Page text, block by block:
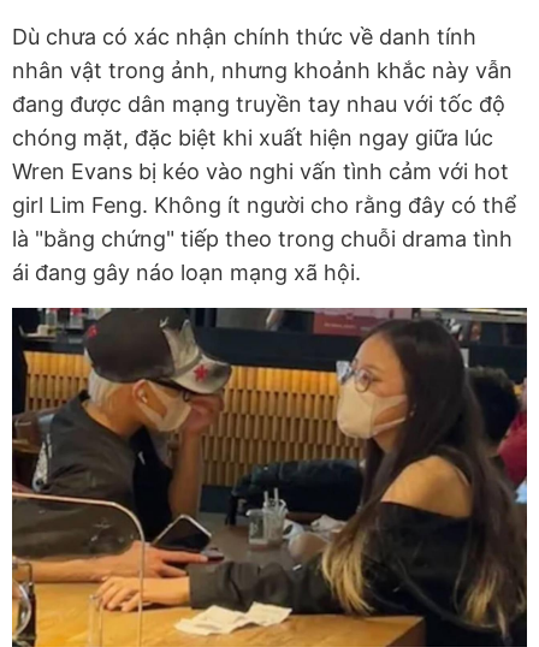
Dù chưa có xác nhận chính thức về danh tính
nhân vật trong ảnh, nhưng khoảnh khắc này vẫn
đang được dân mạng truyền tay nhau với tốc độ
chóng mặt, đặc biệt khi xuất hiện ngay giữa lúc
Wren Evans bị kéo vào nghi vấn tình cảm với hot
girl Lim Feng. Không ít người cho rằng đây có thể
là "bằng chứng" tiếp theo trong chuỗi drama tình
ái đang gây náo loạn mạng xã hội.